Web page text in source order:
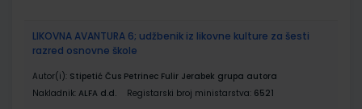
LIKOVNA AVANTURA 6; udžbenik iz likovne kulture za šesti
razred osnovne škole
Autor(i): Stipetić Čus Petrinec Fulir Jerabek grupa autora
Nakladnik: ALFA d.d. Registarski broj ministarstva: 6521